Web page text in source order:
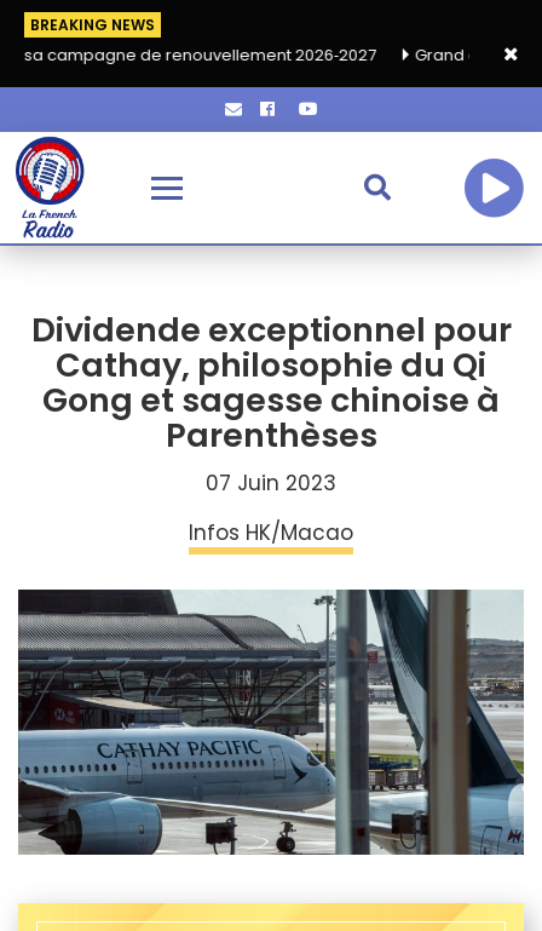
BREAKING NEWS
de renouvellement 2026‑2027 Grand café de rentrée HKA le
Dividende exceptionnel pour
Cathay, philosophie du Qi
Gong et sagesse chinoise à
Parenthèses
07 Juin 2023
Infos HK/Macao